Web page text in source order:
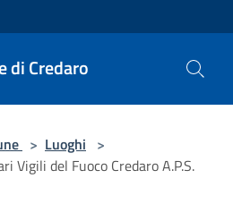
di Credaro
> Luoghi >
Vigili del Fuoco Credaro A.P.S.